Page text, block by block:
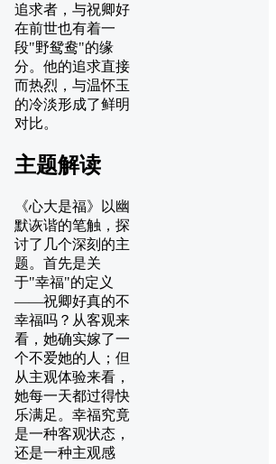
追求者，与祝卿好
在前世也有着一
段"野鸳鸯"的缘
分。他的追求直接
而热烈，与温怀玉
的冷淡形成了鲜明
对比。
主题解读
《心大是福》以幽
默诙谐的笔触，探
讨了几个深刻的主
题。首先是关
于"幸福"的定义
——祝卿好真的不
幸福吗？从客观来
看，她确实嫁了一
个不爱她的人；但
从主观体验来看，
她每一天都过得快
乐满足。幸福究竟
是一种客观状态，
还是一种主观感